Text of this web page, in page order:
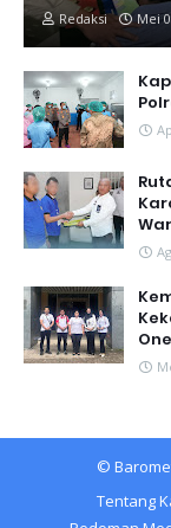
Redaksi Mei
©
Tentang